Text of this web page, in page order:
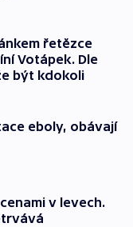
řetězce
Votápek. Dle
být kdokoli
eboly, obávají
v levech.